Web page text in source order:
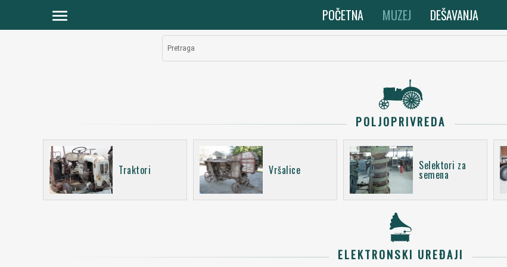
menu POČETNA MUZEJ DEŠAVANJA
Pretraga
POLJOPRIVREDA
Traktori Vršalice Selektori za
semena
ELEKTRONSKI UREĐAJI